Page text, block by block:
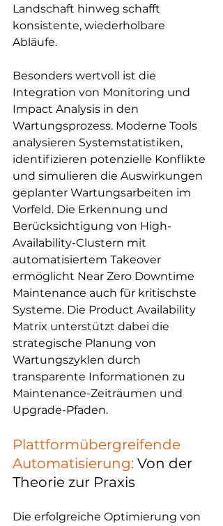
Landschaft hinweg schafft
konsistente, wiederholbare
Abläufe.
Besonders wertvoll ist die
Integration von Monitoring und
Impact Analysis in den
Wartungsprozess. Moderne Tools
analysieren Systemstatistiken,
identifizieren potenzielle Konflikte
und simulieren die Auswirkungen
geplanter Wartungsarbeiten im
Vorfeld. Die Erkennung und
Berücksichtigung von High-
Availability-Clustern mit
automatisiertem Takeover
ermöglicht Near Zero Downtime
Maintenance auch für kritischste
Systeme. Die Product Availability
Matrix unterstützt dabei die
strategische Planung von
Wartungszyklen durch
transparente Informationen zu
Maintenance-Zeiträumen und
Upgrade-Pfaden.
Plattformübergreifende
Automatisierung: Von der
Theorie zur Praxis
Die erfolgreiche Optimierung von